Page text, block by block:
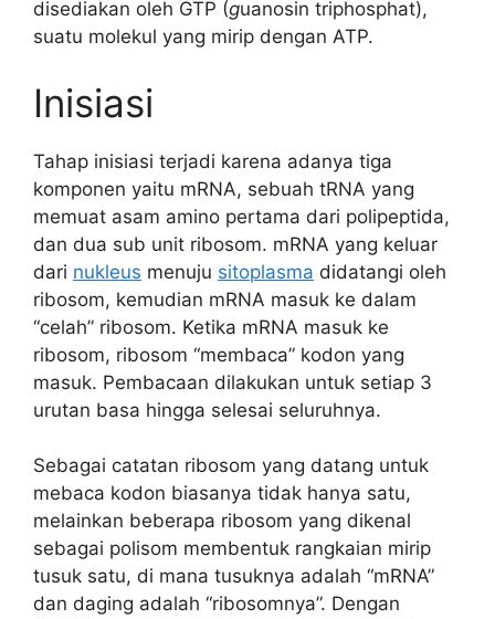
disediakan oleh GTP (guanosin triphosphat),
suatu molekul yang mirip dengan ATP.
Inisiasi
Tahap inisiasi terjadi karena adanya tiga
komponen yaitu mRNA, sebuah tRNA yang
memuat asam amino pertama dari polipeptida,
dan dua sub unit ribosom. mRNA yang keluar
dari nukleus menuju sitoplasma didatangi oleh
ribosom, kemudian mRNA masuk ke dalam
“celah” ribosom. Ketika mRNA masuk ke
ribosom, ribosom “membaca” kodon yang
masuk. Pembacaan dilakukan untuk setiap 3
urutan basa hingga selesai seluruhnya.
Sebagai catatan ribosom yang datang untuk
mebaca kodon biasanya tidak hanya satu,
melainkan beberapa ribosom yang dikenal
sebagai polisom membentuk rangkaian mirip
tusuk satu, di mana tusuknya adalah “mRNA”
dan daging adalah “ribosomnya”. Dengan